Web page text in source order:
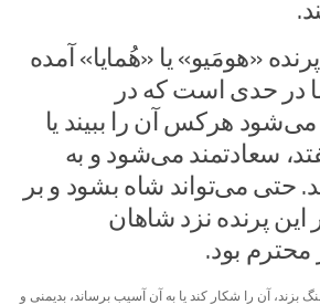
«هومَیو» یا «هُمایا» آمده
در حدی است که در
هرکس آن را ببیند یا
سعادتمند می‌شود و به
حتی می‌تواند شاه بشود و بر
پرنده نزد شاهان
بود.
بزند، آن را شکار کند یا به آن آسیب برساند، بدیمنی و